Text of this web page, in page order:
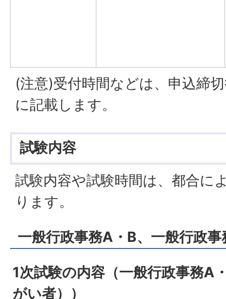
(注意)受付時間などは、申込締
に記載します。
試験内容
試験内容や試験時間は、都合に
ります。
一般行政事務A・B、一般行政
1次試験の内容（一般行政事務A
がい者））